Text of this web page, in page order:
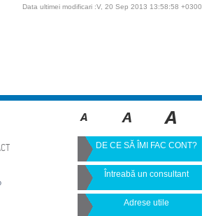
Data ultimei modificari :V, 20 Sep 2013 13:58:58 +0300
DE CE SĂ ÎMI FAC CONT?
Întreabă un consultant
Adrese utile